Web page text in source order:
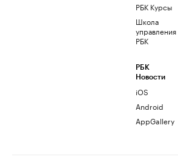
РБК Курсы
Школа
управления
РБК
РБК
Новости
iOS
Android
AppGallery